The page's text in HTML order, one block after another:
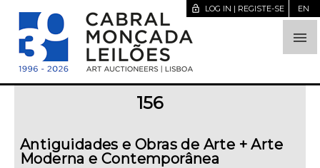

lock_open LOG IN | REGISTE-SE EN
156
Antiguidades e Obras de Arte + Arte
Moderna e Contemporânea